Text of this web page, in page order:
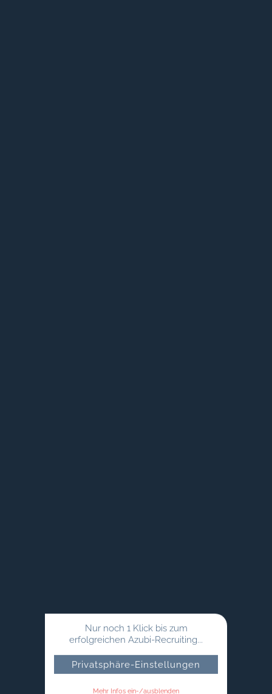
Nur noch 1 Klick bis zum
erfolgreichen Azubi-Recruiting...
Privatsphäre-Einstellungen
Mehr Infos ein-/ausblenden